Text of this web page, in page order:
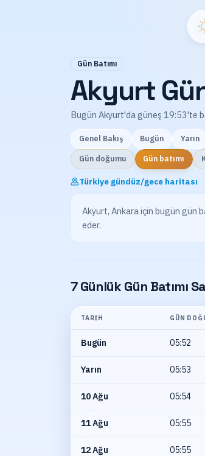
Gün Batımı
Akyurt
Bugün Akyurt'da güneş 19:53'te
Genel Bakış Bugün Yarın
Gün doğumu Gün batımı
Türkiye gündüz/gece haritası
Akyurt, Ankara için bugün gün
eder.
7 Günlük Gün Batımı
TARIH GÜN
Bugün 05:52
Yarın 05:53
10 Ağu 05:54
11 Ağu 05:55
12 Ağu 05:55